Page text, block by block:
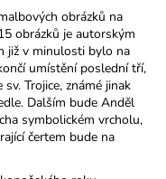
obrázků na
obrázků je autorským
již v minulosti bylo na
umístění poslední tří,
Trojice, známé jinak
Dalším bude Anděl
symbolickém vrcholu,
čertem bude na